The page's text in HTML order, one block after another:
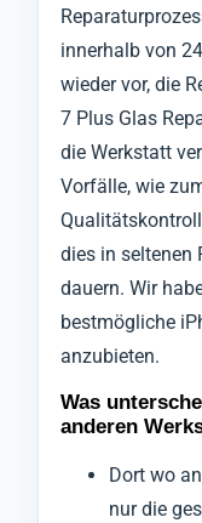
innerhalb von
wieder vor, die
7 Plus Glas
die Werkstatt
Vorfälle, wie
dies in seltenen
dauern. Wir
bestmögliche
anzubieten.
Was
anderen
Dort wo
nur die